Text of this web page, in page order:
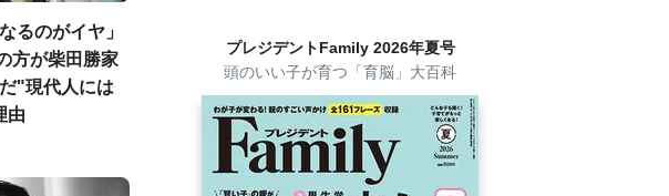
るのがイヤ」
方が柴田勝家
"現代人には
由
プレジデントFamily 2026年夏号
頭のいい子が育つ「育脳」大百科